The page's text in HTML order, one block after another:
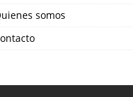
somos